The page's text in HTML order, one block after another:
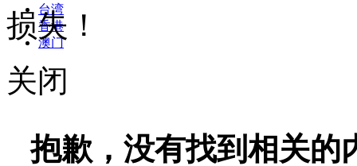
台湾
香港
澳门
损失！
关闭
抱歉，没有找到相关的